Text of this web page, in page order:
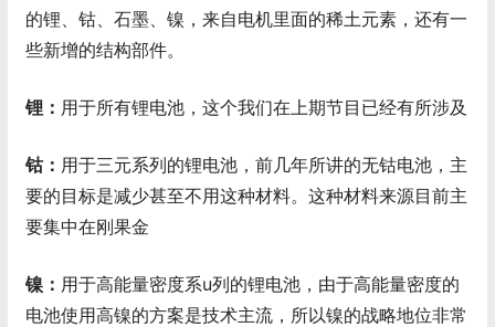
的锂、钴、石墨、镍，来自电机里面的稀土元素，还有一
些新增的结构部件。
锂： 用于所有锂电池，这个我们在上期节目已经有所涉及
钴： 用于三元系列的锂电池，前几年所讲的无钴电池，主
要的目标是减少甚至不用这种材料。这种材料来源目前主
要集中在刚果金
镍： 用于高能量密度系u列的锂电池，由于高能量密度的
电池使用高镍的方案是技术主流，所以镍的战略地位非常